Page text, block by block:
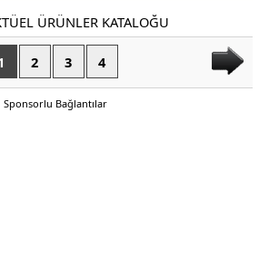
2 3 4
Sponsorlu Bağlantılar